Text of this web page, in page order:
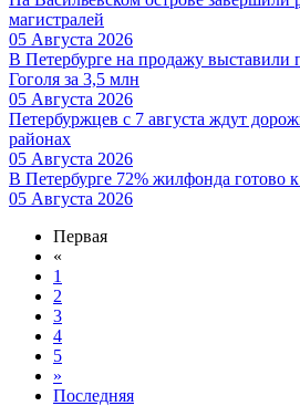
магистралей
05 Августа 2026
В Петербурге на продажу выставили
Гоголя за 3,5 млн
05 Августа 2026
Петербуржцев с 7 августа ждут
районах
05 Августа 2026
В Петербурге 72% жилфонда готово
05 Августа 2026
Первая
«
1
2
3
4
5
»
Последняя